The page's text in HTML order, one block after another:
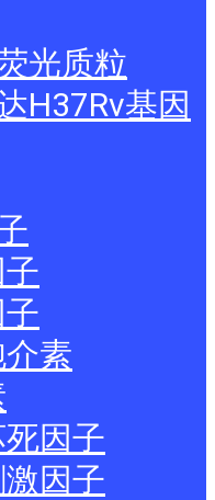
光质粒
H37Rv基因
素
因子
因子